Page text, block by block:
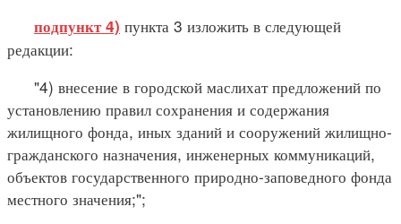
подпункт 4) пункта 3 изложить в следующей
редакции:
"4) внесение в городской маслихат предложений по
установлению правил сохранения и содержания
жилищного фонда, иных зданий и сооружений жилищно-
гражданского назначения, инженерных коммуникаций,
объектов государственного природно-заповедного фонда
местного значения;";